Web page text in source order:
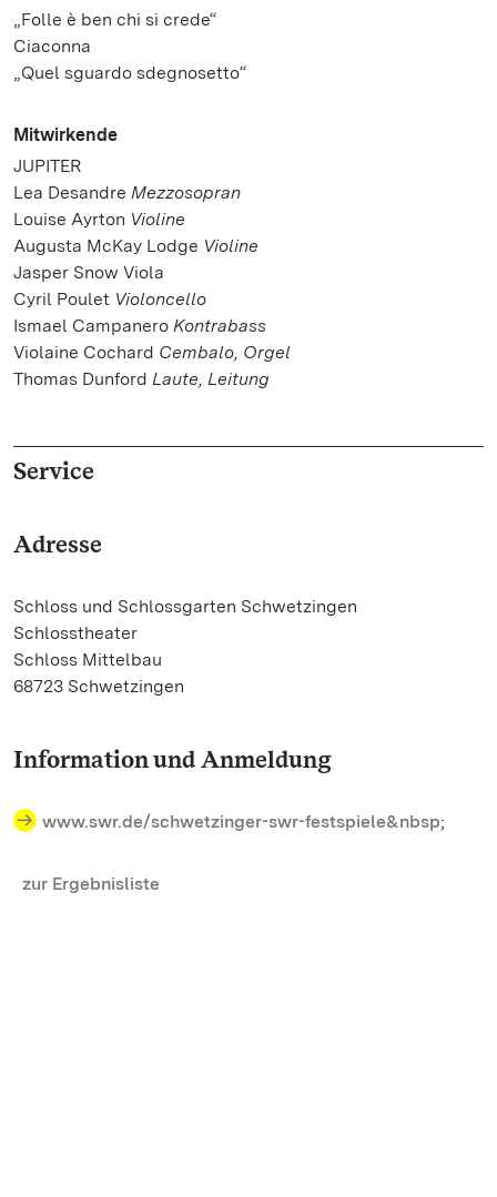
„Folle è ben chi si crede“
Ciaconna
„Quel sguardo sdegnosetto“
Mitwirkende
JUPITER
Lea Desandre Mezzosopran
Louise Ayrton Violine
Augusta McKay Lodge Violine
Jasper Snow Viola
Cyril Poulet Violoncello
Ismael Campanero Kontrabass
Violaine Cochard Cembalo, Orgel
Thomas Dunford Laute, Leitung
Service
Adresse
Schloss und Schlossgarten Schwetzingen
Schlosstheater
Schloss Mittelbau
68723 Schwetzingen
Information und Anmeldung
www.swr.de/schwetzinger-swr-festspiele&nbsp;
zur Ergebnisliste